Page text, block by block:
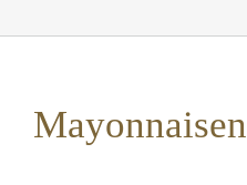
Mayonnaisen